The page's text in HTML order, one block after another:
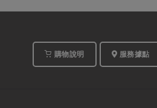
購物說明 服務據點